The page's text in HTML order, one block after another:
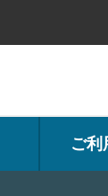
ご利